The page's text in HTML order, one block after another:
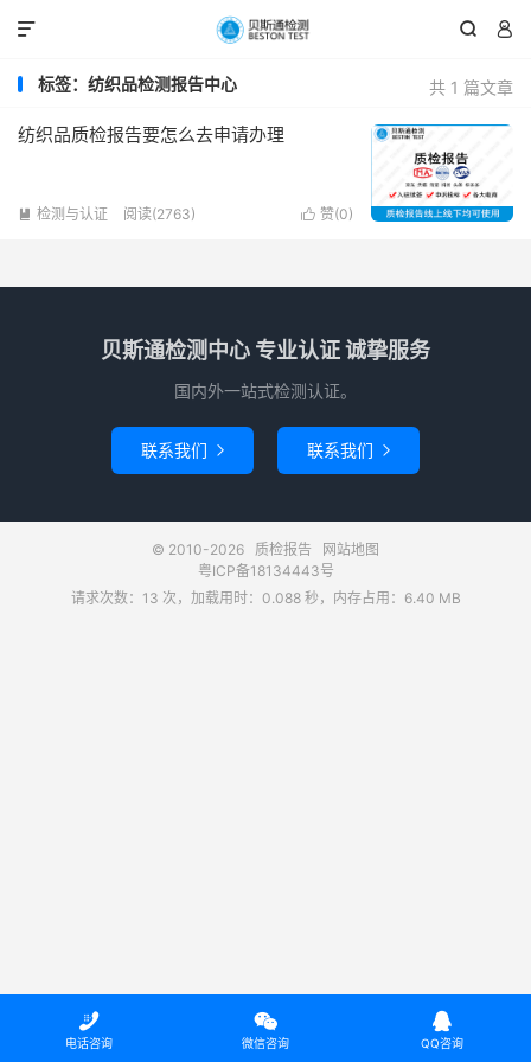
 

共 1 篇文章
标签：纺织品检测报告中心
纺织品质检报告要怎么去申请办理
 赞(0)
 检测与认证 阅读(2763)
贝斯通检测中心 专业认证 诚挚服务
国内外一站式检测认证。
联系我们  联系我们 
© 2010-2026 质检报告
网站地图
粤ICP备18134443号
请求次数：13 次，加载用时：0.088 秒，内存占用：6.40 MB

电话咨询

微信咨询

QQ咨询